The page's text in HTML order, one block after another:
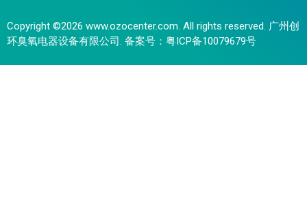
Copyright ©2026 www.ozocenter.com. All rights reserved. 广州创
环臭氧电器设备有限公司. 备案号： 粤ICP备10079679号